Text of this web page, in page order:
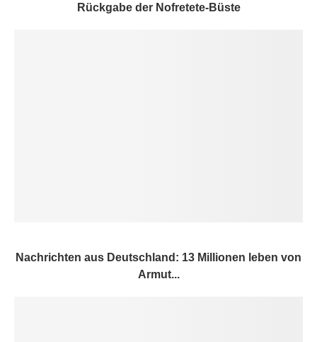
Rückgabe der Nofretete-Büste
Nachrichten aus Deutschland: 13 Millionen leben von
Armut...